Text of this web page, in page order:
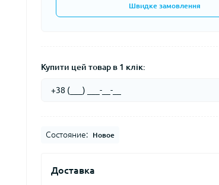
Швидке замовлення
Купити цей товар в 1 клік:
Состояние: Новое
Доставка